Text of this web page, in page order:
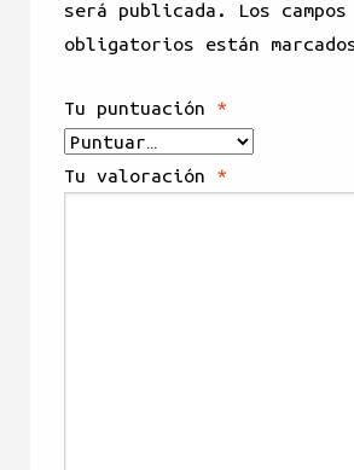
será publicada.
Los campos
obligatorios están
Tu puntuación *
Tu valoración *